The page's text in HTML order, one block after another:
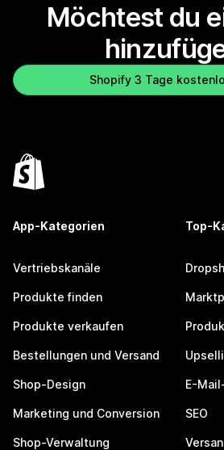
Möchtest du
Shopify 3 Tage
App-Kategorien
Vertriebskanäle
Produkte finden
Produkte verkaufen
Bestellungen und Versand
Shop-Design
Marketing und Conversion
Shop-Verwaltung
Top-
E-
SEO